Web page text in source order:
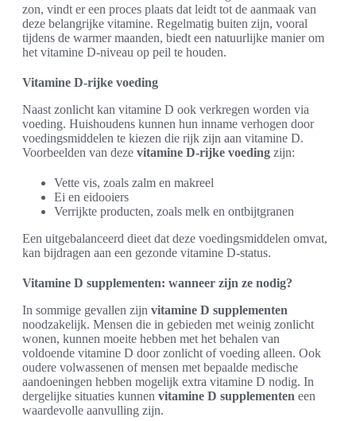
zon, vindt er een proces plaats dat leidt tot de aanmaak van
deze belangrijke vitamine. Regelmatig buiten zijn, vooral
tijdens de warmer maanden, biedt een natuurlijke manier om
het vitamine D-niveau op peil te houden.
Vitamine D-rijke voeding
Naast zonlicht kan vitamine D ook verkregen worden via
voeding. Huishoudens kunnen hun inname verhogen door
voedingsmiddelen te kiezen die rijk zijn aan vitamine D.
Voorbeelden van deze vitamine D-rijke voeding zijn:
Vette vis, zoals zalm en makreel
Ei en eidooiers
Verrijkte producten, zoals melk en ontbijtgranen
Een uitgebalanceerd dieet dat deze voedingsmiddelen omvat,
kan bijdragen aan een gezonde vitamine D-status.
Vitamine D supplementen: wanneer zijn ze nodig?
In sommige gevallen zijn vitamine D supplementen
noodzakelijk. Mensen die in gebieden met weinig zonlicht
wonen, kunnen moeite hebben met het behalen van
voldoende vitamine D door zonlicht of voeding alleen. Ook
oudere volwassenen of mensen met bepaalde medische
aandoeningen hebben mogelijk extra vitamine D nodig. In
dergelijke situaties kunnen vitamine D supplementen een
waardevolle aanvulling zijn.